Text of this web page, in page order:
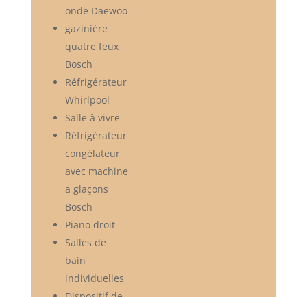
onde Daewoo
gazinière
quatre feux
Bosch
Réfrigérateur
Whirlpool
Salle à vivre
Réfrigérateur
congélateur
avec machine
a glaçons
Bosch
Piano droit
Salles de
bain
individuelles